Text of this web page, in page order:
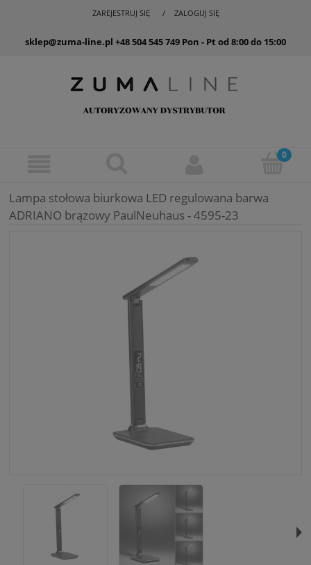
ZAREJESTRUJ SIĘ ZALOGUJ SIĘ
sklep@zuma-line.pl +48 504 545 749 Pon - Pt od 8:00 do 15:00
Lampa stołowa biurkowa LED regulowana barwa
ADRIANO brązowy PaulNeuhaus - 4595-23